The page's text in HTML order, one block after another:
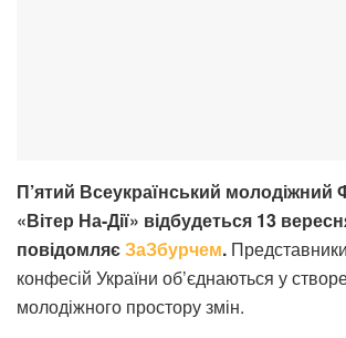
П’ятий Всеукраїнський молодіжний
«Вітер На-Дії» відбудеться 13
повідомляєЗаЗбурчем.
конфесій України об’єднаються у
молодіжного простору змін.